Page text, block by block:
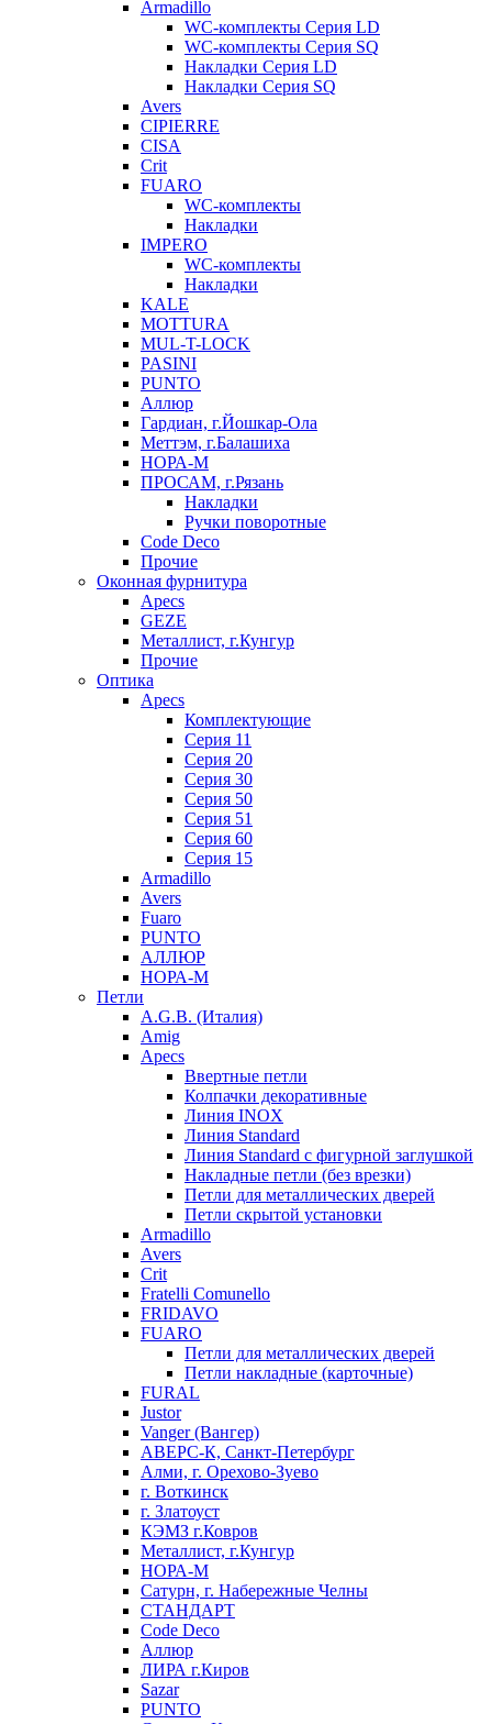
Armadillo
WC-комплекты Серия LD
WC-комплекты Серия SQ
Накладки Серия LD
Накладки Серия SQ
Avers
CIPIERRE
CISA
Crit
FUARO
WC-комплекты
Накладки
IMPERO
WC-комплекты
Накладки
KALE
MOTTURA
MUL-T-LOCK
PASINI
PUNTO
Аллюр
Гардиан, г.Йошкар-Ола
Меттэм, г.Балашиха
НОРА-М
ПРОСАМ, г.Рязань
Накладки
Ручки поворотные
Code Deco
Прочие
Оконная фурнитура
Apecs
GEZE
Металлист, г.Кунгур
Прочие
Оптика
Apecs
Комплектующие
Серия 11
Серия 20
Серия 30
Серия 50
Серия 51
Серия 60
Серия 15
Armadillo
Avers
Fuaro
PUNTO
АЛЛЮР
НОРА-М
Петли
A.G.B. (Италия)
Amig
Apecs
Ввертные петли
Колпачки декоративные
Линия INOX
Линия Standard
Линия Standard с фигурной заглушкой
Накладные петли (без врезки)
Петли для металлических дверей
Петли скрытой установки
Armadillo
Avers
Crit
Fratelli Comunello
FRIDAVO
FUARO
Петли для металлических дверей
Петли накладные (карточные)
FURAL
Justor
Vanger (Вангер)
АВЕРС-К, Санкт-Петербург
Алми, г. Орехово-Зуево
г. Воткинск
г. Златоуст
КЭМЗ г.Ковров
Металлист, г.Кунгур
НОРА-М
Сатурн, г. Набережные Челны
СТАНДАРТ
Code Deco
Аллюр
ЛИРА г.Киров
Sazar
PUNTO